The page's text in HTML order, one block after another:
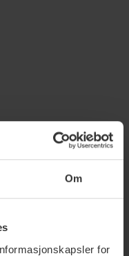
Om
for